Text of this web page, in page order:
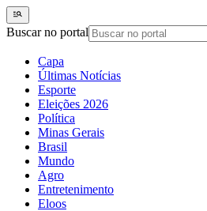
Buscar no portal
Capa
Últimas Notícias
Esporte
Eleições 2026
Política
Minas Gerais
Brasil
Mundo
Agro
Entretenimento
Eloos